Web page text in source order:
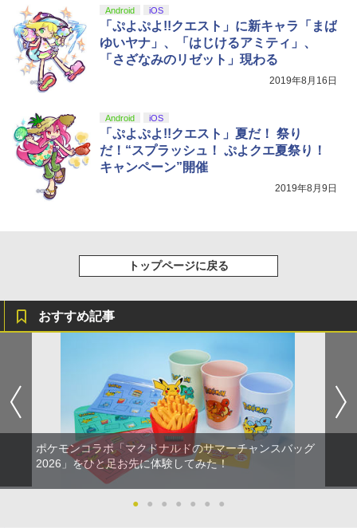
￥10,737
5
【Amazon.co.jp限定】劇場版モノノ怪
第三章 蛇神 (オリジナル特典:オリジナル
巾着＋メーカー特典:【坤と離】二振りの
剣、十翼より来たる！スタジオ描き下ろ
￥8,800
Android iOS
「ぷよぷよ!!クエスト」に新キャラ「まば
ゆいヤナ」、「はじけるアミティ」、
「さざなみのリゼット」現わる
2019年8月16日
Android iOS
「ぷよぷよ!!クエスト」夏だ！ 祭り
だ！“スプラッシュ！ ぷよクエ夏祭り！
キャンペーン”開催
2019年8月9日
トップページに戻る
おすすめ記事
ポケモンコラボ「マクドナルドのサマーチャンスバッグ
2026」をひと足お先に体験してみた！
● ● ● ● ● ● ●